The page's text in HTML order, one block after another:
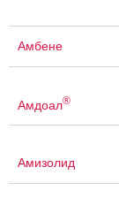
Амбене
Амдоал®
Амизолид